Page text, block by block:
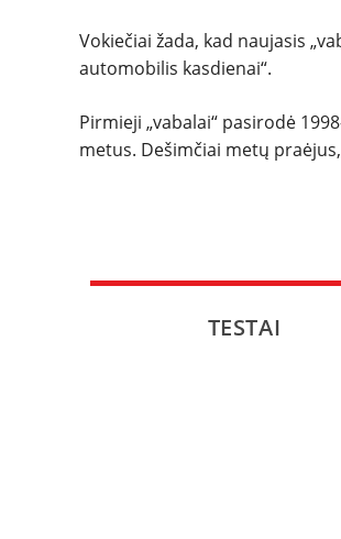
Vokiečiai žada, kad naujasis
automobilis kasdienai“.
Pirmieji „vabalai“ pasirodė
metus. Dešimčiai metų
TESTAI